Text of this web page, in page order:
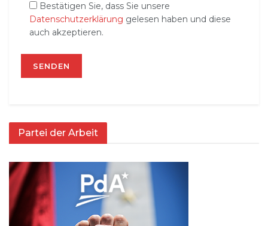
Bestätigen Sie, dass Sie unsere
Datenschutzerklärung gelesen haben und diese
auch akzeptieren.
Partei der Arbeit